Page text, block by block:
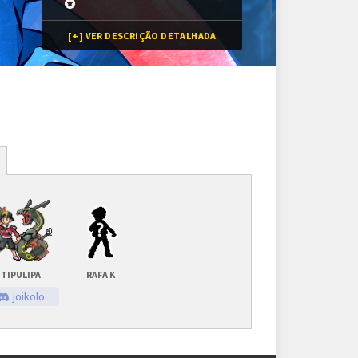
[+] VER DESCRIÇÃO DETALHADA
8 vagas
Inscrições encerradas
TIPULIPA
joikolo
RAFA K